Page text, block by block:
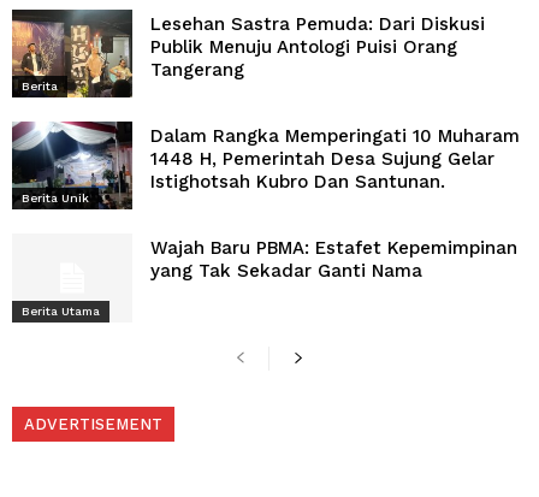
Berita
Lesehan Sastra Pemuda: Dari Diskusi
Publik Menuju Antologi Puisi Orang
Tangerang
Berita Unik
Dalam Rangka Memperingati 10 Muharam
1448 H, Pemerintah Desa Sujung Gelar
Istighotsah Kubro Dan Santunan.
Berita Utama
Wajah Baru PBMA: Estafet Kepemimpinan
yang Tak Sekadar Ganti Nama
ADVERTISEMENT